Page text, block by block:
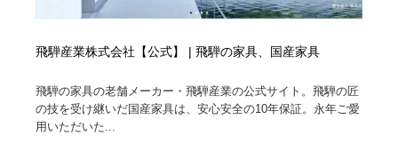
飛騨産業株式会社【公式】 | 飛騨の家具、国産家具
飛騨の家具の老舗メーカー・飛騨産業の公式サイト。飛騨の匠
の技を受け継いだ国産家具は、安心安全の10年保証。永年ご愛
用いただいた...